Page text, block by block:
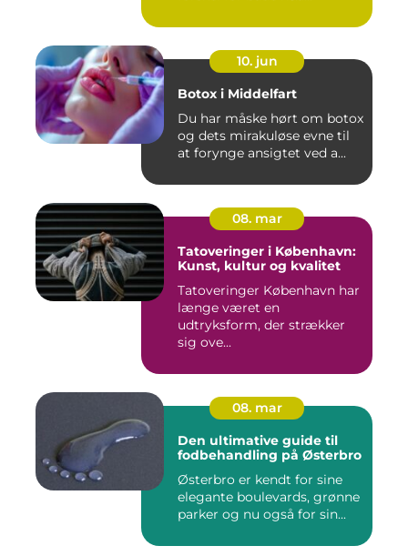
10. jun
Botox i Middelfart
Du har måske hørt om botox
og dets mirakuløse evne til
at forynge ansigtet ved a...
08. mar
Tatoveringer i København:
Kunst, kultur og kvalitet
Tatoveringer København har
længe været en
udtryksform, der strækker
sig ove...
08. mar
Den ultimative guide til
fodbehandling på Østerbro
Østerbro er kendt for sine
elegante boulevards, grønne
parker og nu også for sin...